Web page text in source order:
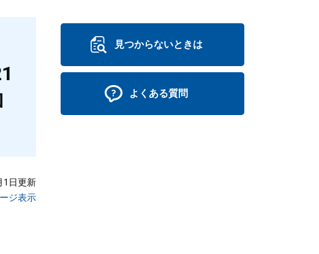
1日更新
ジ表示
見つからないときは
よくある質問